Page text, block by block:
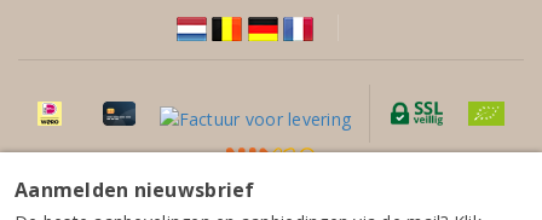
Aanmelden nieuwsbrief